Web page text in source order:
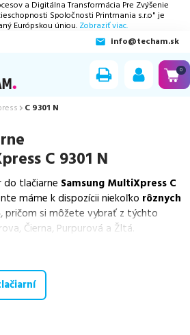
a Digitálna Transformácia Pre Zvýšenie
Spoločnosti Printmania s.r.o" je
Európskou úniou. Zobraziť viac.
info@techam.sk
0
C 9301 N
C 9301 N
tlačiarne Samsung MultiXpress C
máme k dispozícii niekoľko rôznych
, pričom si môžete vybrať z týchto
Čierna, Purpurová a Žltá.
náplní
spĺňajúca normy ISO 9001 a 14001,